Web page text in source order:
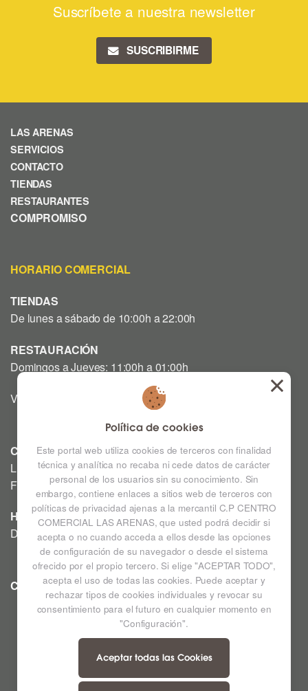
Suscríbete a nuestra newsletter
SUSCRIBIRME
LAS ARENAS
SERVICIOS
CONTACTO
TIENDAS
RESTAURANTES
COMPROMISO
HORARIO COMERCIAL
TIENDAS
De lunes a sábado de 10:00h a 22:00h
RESTAURACIÓN
Domingos a Jueves: 11:00h a 01:00h
Viernes y Sábado: 12:00h a 03:00h
CINE
Lunes a Domingo: Consultar horarios en la Cartelera
Festivos a consultar *
HIPERMERCADO
De lunes a sábado de 09:00h a 22:00h
CC LAS ARENAS Ampliar mapa
Política de cookies
Este portal web utiliza cookies de terceros con finalidad
técnica y analítica no recaba ni cede datos de carácter
personal de los usuarios sin su conocimiento. Sin
embargo, contiene enlaces a sitios web de terceros con
políticas de privacidad ajenas a la mercantil C.P CENTRO
COMERCIAL LAS ARENAS, que usted podrá decidir si
acepta o no cuando acceda a ellos desde las opciones
de configuración de su navegador o desde el sistema
ofrecido por el propio tercero. Si elige "ACEPTAR TODO",
acepta el uso de todas las cookies. Puede aceptar y
rechazar tipos de cookies individuales y revocar su
consentimiento para el futuro en cualquier momento en
"Configuración".
Aceptar todas las Cookies